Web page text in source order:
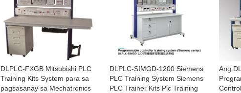
DLPLC-FXGB Mitsubishi PLC
Training Kits System para sa
pagsasanay sa Mechatronics
DLPLC-SIMGD-1200 Siemens
PLC Training System Siemens
PLC Trainer Kits Plc Training
Ang